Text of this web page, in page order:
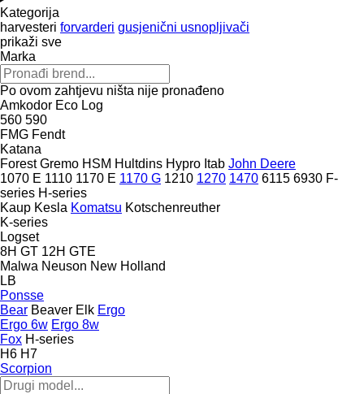
Kategorija
harvesteri forvarderi gusjenični usnopljivači
prikaži sve
Marka
Po ovom zahtjevu ništa nije pronađeno
Amkodor Eco Log
560 590
FMG Fendt
Katana
Forest Gremo HSM Hultdins Hypro Itab John Deere
1070 E 1110 1170 E 1170 G 1210 1270 1470 6115 6930 F-
series H-series
Kaup Kesla Komatsu Kotschenreuther
K-series
Logset
8H GT 12H GTE
Malwa Neuson New Holland
LB
Ponsse
Bear Beaver Elk Ergo
Ergo 6w Ergo 8w
Fox H-series
H6 H7
Scorpion